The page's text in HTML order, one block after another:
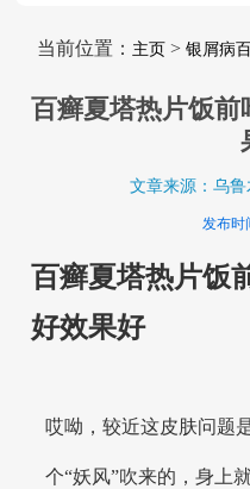
当前位置： 主页> 银屑病
百癣夏塔热片饭
文章来源：乌
发布时
百癣夏塔热片饭
好效果好
哎呦，较近这皮肤问题
个“妖风”吹来的，身上